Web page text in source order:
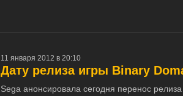
11 января 2012 в 20:10
Дату релиза игры Binary
Sega анонсировала сегодня перенос